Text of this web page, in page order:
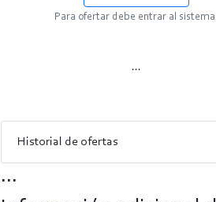
Para ofertar debe entrar al sistema.
...
Historial de ofertas
...